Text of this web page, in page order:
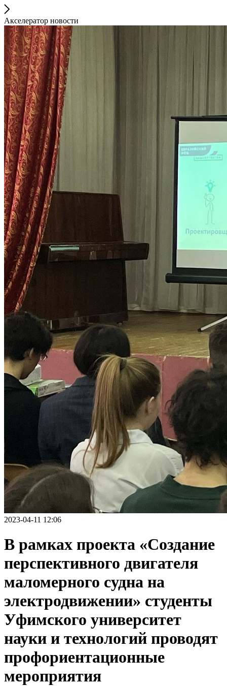
Акселератор новости
2023-04-11 12:06
В рамках проекта «Создание
перспективного двигателя
маломерного судна на
электродвижении» студенты
Уфимского университет
науки и технологий проводят
профориентационные
мероприятия